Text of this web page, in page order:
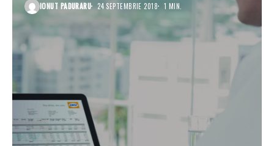
IONUT PADURARU 24 SEPTEMBRIE 2018 1 MIN.